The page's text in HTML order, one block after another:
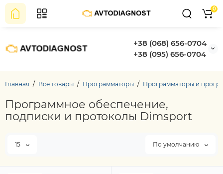
+38 (068) 656-0704
+38 (095) 656-0704
0
Главная Все товары Программаторы Программаторы и
Программное обеспечение,
подписки и протоколы Dimsport
15 По умолчанию